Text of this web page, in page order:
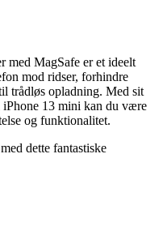
med MagSafe er et ideelt
mod ridser, forhindre
trådløs opladning. Med sit
iPhone 13 mini kan du være
og funktionalitet.
dette fantastiske